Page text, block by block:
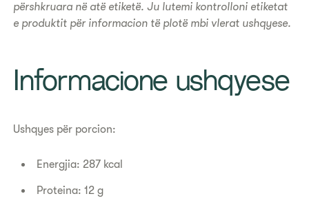
përshkruara në atë etiketë. Ju lutemi kontrolloni etiketat
e produktit për informacion të plotë mbi vlerat ushqyese.
​Informacione ushqyese
Ushqyes për porcion:
Energjia: 287 kcal
Proteina: 12 g